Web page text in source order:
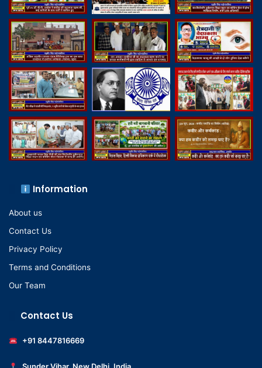
Information
About us
Contact Us
Privacy Policy
Terms and Conditions
Our Team
Contact Us
+91 8447816669